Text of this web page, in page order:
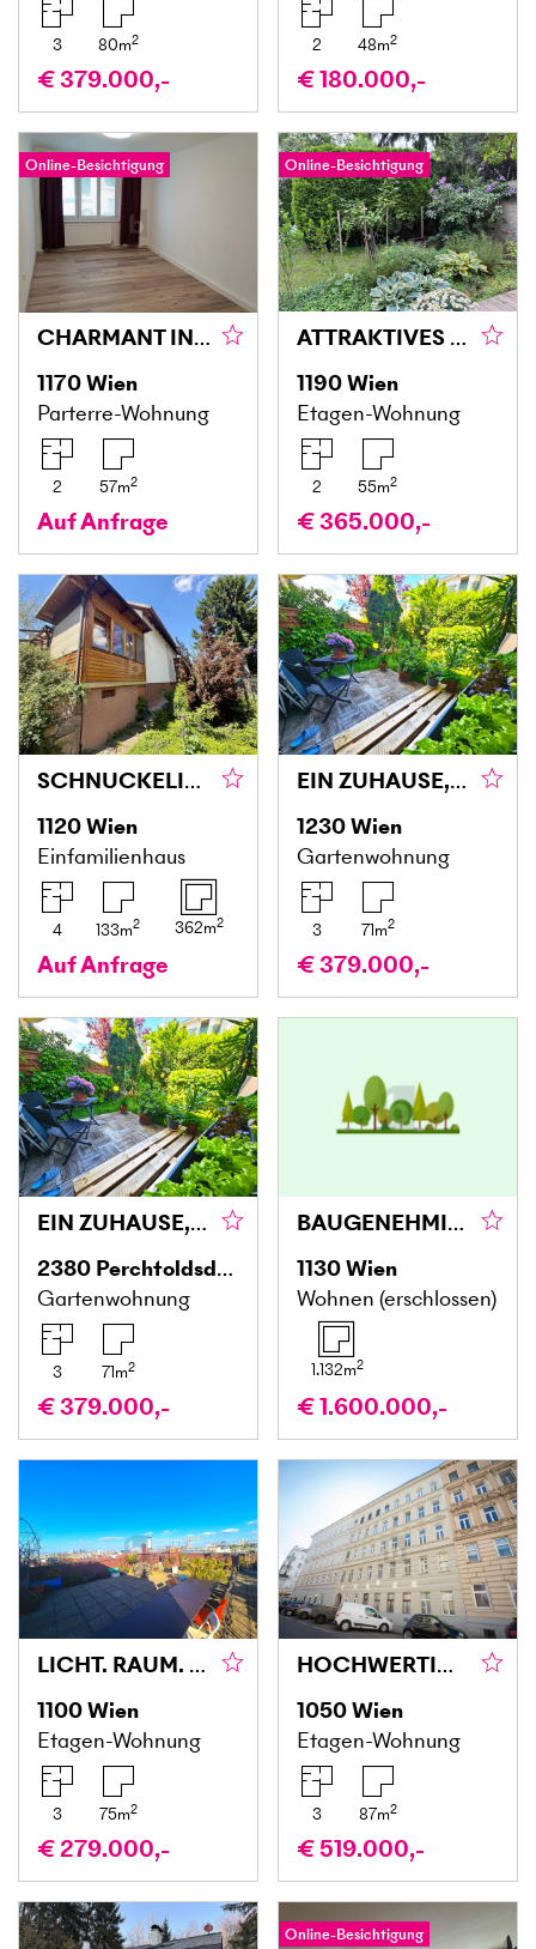
3 80m2
€ 379.000,-
2 48m2
€ 180.000,-
Online-Besichtigung
CHARMANT IN RUHIGER LAGE MIT GESTALTUNGSPOTENTIAL
1170Wien
Parterre-Wohnung
2 57m2
Auf Anfrage
Online-Besichtigung
ATTRAKTIVES WOHNEN IM HERZEN VON DÖBLING
1190Wien
Etagen-Wohnung
2 55m2
€ 365.000,-
SCHNUCKELIGES EINFAMILIENHAUS IN GRÜNER OASE MIT KELLER
1120Wien
Einfamilienhaus
4 133m2 362m2
Auf Anfrage
EIN ZUHAUSE, DAS MEHR IST ALS VIER WÄNDE – MIT EIGENEM GARTEN
1230Wien
Gartenwohnung
3 71m2
€ 379.000,-
EIN ZUHAUSE, DAS MEHR IST ALS VIER WÄNDE – MIT EIGENEM GARTEN
2380 Perchtoldsdorf
Gartenwohnung
3 71m2
€ 379.000,-
BAUGENEHMIGTES PROJEKT
1130Wien
Wohnen (erschlossen)
1.132m2
€ 1.600.000,-
LICHT. RAUM. LEBENSQUALITÄT.
1100Wien
Etagen-Wohnung
3 75m2
€ 279.000,-
HOCHWERTIGER ALTBAU IN ZENTRALER LAGE - ERSTBEZUG NACH SANIERUNG
1050Wien
Etagen-Wohnung
3 87m2
€ 519.000,-
Online-Besichtigung